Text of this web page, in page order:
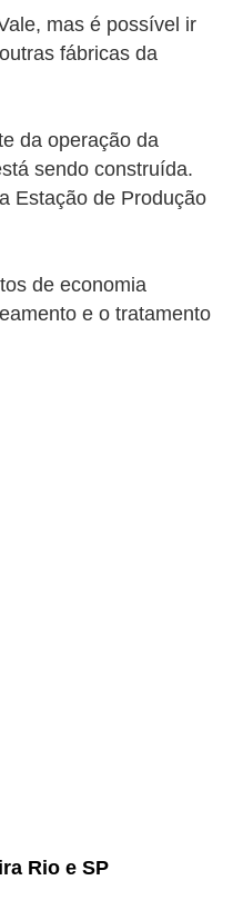
mas é possível ir
fábricas da
da operação da
sendo construída.
Estação de Produção
de economia
e o tratamento
Rio e SP